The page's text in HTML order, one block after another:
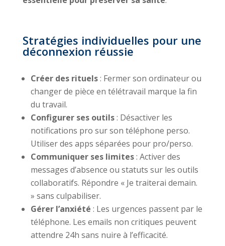
Stratégies individuelles pour une
déconnexion réussie
Créer des rituels: Fermer son ordinateur ou
changer de pièce en télétravail marque la fin
du travail.
Configurer ses outils: Désactiver les
notifications pro sur son téléphone perso.
Utiliser des apps séparées pour pro/perso.
Communiquer ses limites: Activer des
messages d’absence ou statuts sur les outils
collaboratifs. Répondre « Je traiterai demain.
» sans culpabiliser.
Gérer l’anxiété : Les urgences passent par le
téléphone. Les emails non critiques peuvent
attendre 24h sans nuire à l’efficacité.